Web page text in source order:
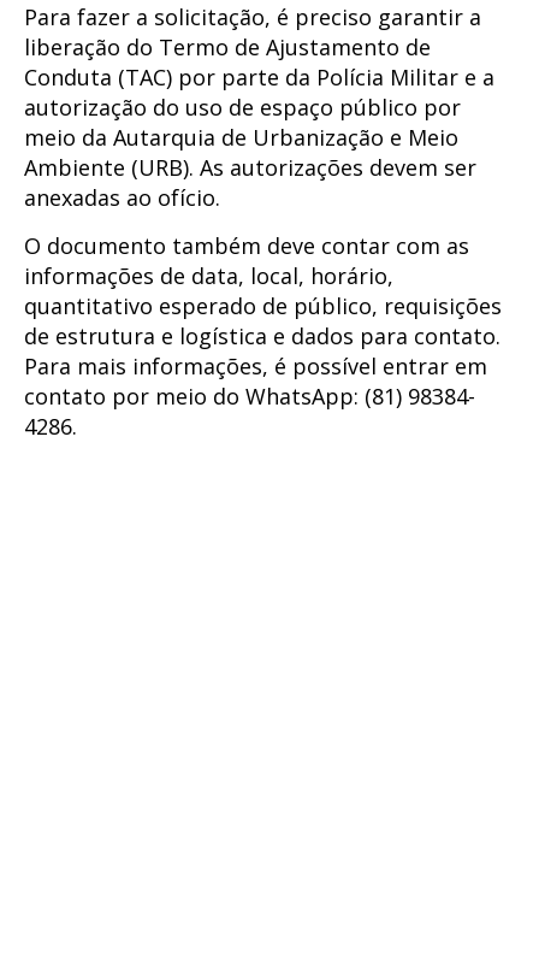
Para fazer a solicitação, é preciso garantir a
liberação do Termo de Ajustamento de
Conduta (TAC) por parte da Polícia Militar e a
autorização do uso de espaço público por
meio da Autarquia de Urbanização e Meio
Ambiente (URB). As autorizações devem ser
anexadas ao ofício.
O documento também deve contar com as
informações de data, local, horário,
quantitativo esperado de público, requisições
de estrutura e logística e dados para contato.
Para mais informações, é possível entrar em
contato por meio do WhatsApp: (81) 98384-
4286.